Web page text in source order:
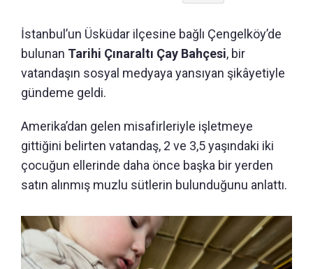
İstanbul’un Üsküdar ilçesine bağlı Çengelköy’de
bulunan Tarihi Çınaraltı Çay Bahçesi, bir
vatandaşın sosyal medyaya yansıyan şikâyetiyle
gündeme geldi.
Amerika’dan gelen misafirleriyle işletmeye
gittiğini belirten vatandaş, 2 ve 3,5 yaşındaki iki
çocuğun ellerinde daha önce başka bir yerden
satın alınmış muzlu sütlerin bulunduğunu anlattı.